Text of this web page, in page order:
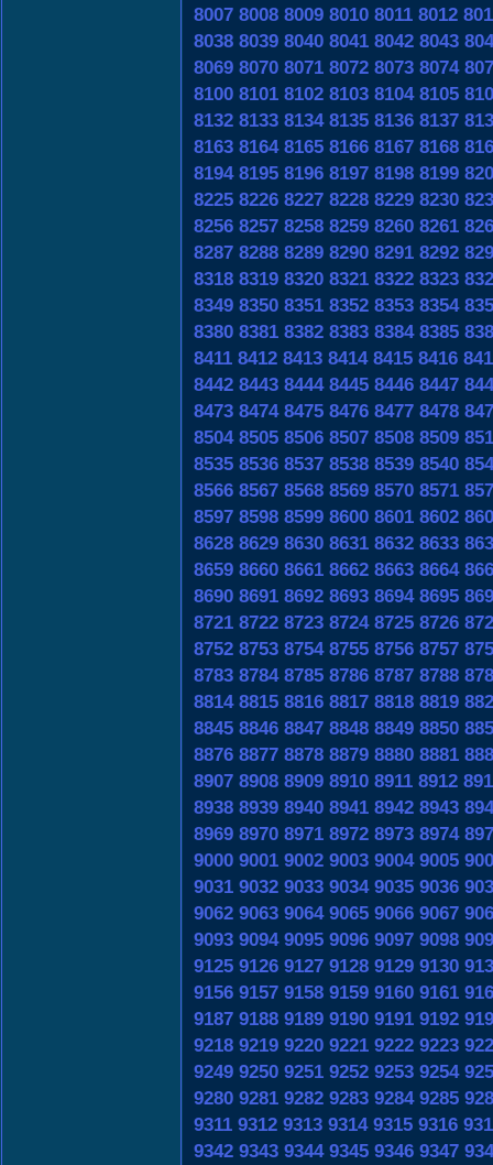
8007 8008 8009 8010 8011 8012
8038 8039 8040 8041 8042 8043
8069 8070 8071 8072 8073 8074
8100 8101 8102 8103 8104 8105
8132 8133 8134 8135 8136 8137
8163 8164 8165 8166 8167 8168
8194 8195 8196 8197 8198 8199
8225 8226 8227 8228 8229 8230
8256 8257 8258 8259 8260 8261
8287 8288 8289 8290 8291 8292
8318 8319 8320 8321 8322 8323
8349 8350 8351 8352 8353 8354
8380 8381 8382 8383 8384 8385
8411 8412 8413 8414 8415 8416
8442 8443 8444 8445 8446 8447
8473 8474 8475 8476 8477 8478
8504 8505 8506 8507 8508 8509
8535 8536 8537 8538 8539 8540
8566 8567 8568 8569 8570 8571
8597 8598 8599 8600 8601 8602
8628 8629 8630 8631 8632 8633
8659 8660 8661 8662 8663 8664
8690 8691 8692 8693 8694 8695
8721 8722 8723 8724 8725 8726
8752 8753 8754 8755 8756 8757
8783 8784 8785 8786 8787 8788
8814 8815 8816 8817 8818 8819
8845 8846 8847 8848 8849 8850
8876 8877 8878 8879 8880 8881
8907 8908 8909 8910 8911 8912
8938 8939 8940 8941 8942 8943
8969 8970 8971 8972 8973 8974
9000 9001 9002 9003 9004 9005
9031 9032 9033 9034 9035 9036
9062 9063 9064 9065 9066 9067
9093 9094 9095 9096 9097 9098
9125 9126 9127 9128 9129 9130
9156 9157 9158 9159 9160 9161
9187 9188 9189 9190 9191 9192
9218 9219 9220 9221 9222 9223
9249 9250 9251 9252 9253 9254
9280 9281 9282 9283 9284 9285
9311 9312 9313 9314 9315 9316
9342 9343 9344 9345 9346 9347